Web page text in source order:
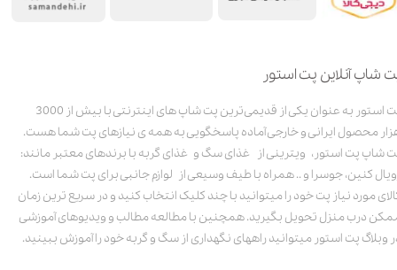
شاپ آنلاین پت استور
پت استور به عنوان یکی از قدیمی‌ترین پت شاپ های اینترنتی با بیش از 3000
محصول ایرانی و خارجی آماده پاسخگویی به همه ی نیازهای پت شما هست.
شاپ پت استور، ویترینی از غذای سگ و غذای گربه با برندهای معتبر مانند:
کنین، جوسرا و .. همراه با طیف وسیعی از لوازم جانبی برای پت شما است.
مورد نیاز پت خود را میتوانید با چند کلیک انتخاب کنید و در سریع ترین زمان
درب منزل تحویل بگیرید. همچنین با مطالعه مطالب و ویدیوهای آموزشی
وبلاگ پت استور میتوانید راههای نگهداری از سگ و گربه خود را آموزش ببینید.